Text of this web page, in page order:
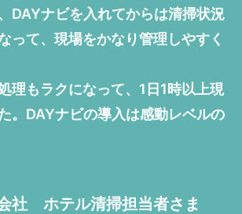
DAYナビを入れてからは清掃状況
って、現場をかなり管理しやすく
理もラクになって、1日1時以上現
。DAYナビの導入は感動レベルの
社 ホテル清掃担当者さま